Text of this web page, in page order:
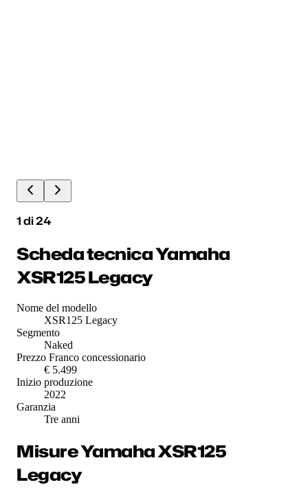
1di24
Scheda tecnica Yamaha
XSR125 Legacy
Nome del modello
XSR125 Legacy
Segmento
Naked
Prezzo Franco concessionario
€ 5.499
Inizio produzione
2022
Garanzia
Tre anni
Misure Yamaha XSR125
Legacy